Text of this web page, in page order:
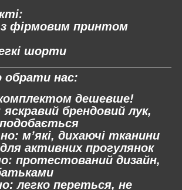
фірмовим принтом
шорти
нас:
дешевше!
яскравий брендовий лук,
м’які, дихаючі тканини
активних прогулянок
протестований дизайн,
легко переться, не